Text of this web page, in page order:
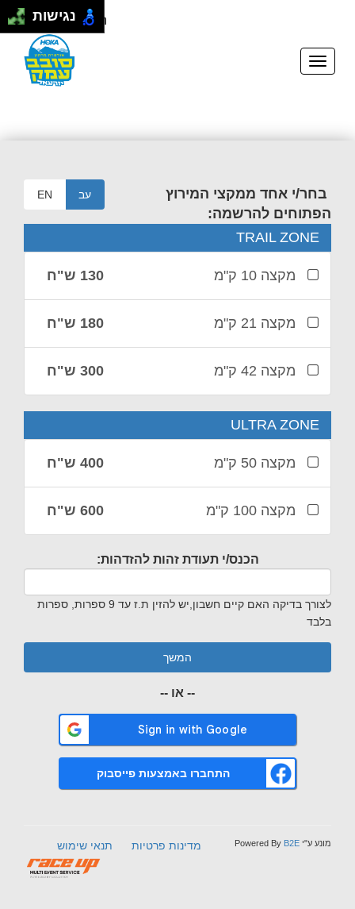
התחבר | הרשם
עב EN
בחר/י אחד ממקצי המירוץ
הפתוחים להרשמה:
TRAIL ZONE
מקצה 10 ק"מ 130 ש"ח
מקצה 21 ק"מ 180 ש"ח
מקצה 42 ק"מ 300 ש"ח
ULTRA ZONE
מקצה 50 ק"מ 400 ש"ח
מקצה 100 ק"מ 600 ש"ח
הכנס/י תעודת זהות להזדהות:
לצורך בדיקה האם קיים חשבון,יש להזין ת.ז עד 9 ספרות, ספרות
בלבד
המשך
-- או --
התחברו באמצעות פייסבוק
מונע ע"י Powered By מדינות פרטיות תנאי שימוש
נגישות